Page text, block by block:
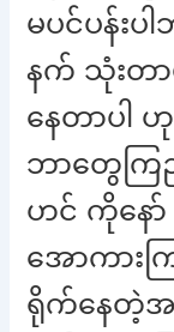
မပင်ပန်း
နက် သုံးတာ
နေတာပါ
ဘာတွေကြ
ဟင် ကိုနေ
အောကား
ရိုက်နေတဲ့အ